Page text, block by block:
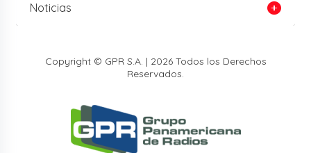
Noticias
Copyright © GPR S.A. | 2026 Todos los Derechos
Reservados.